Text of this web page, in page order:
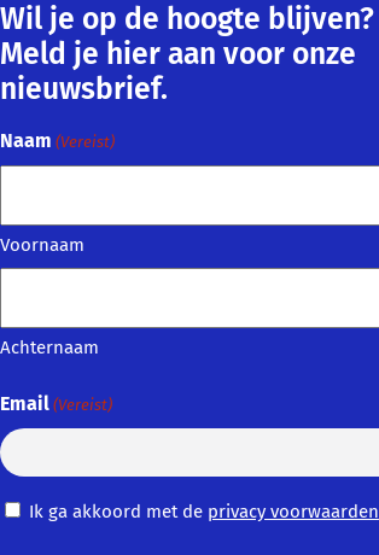
Wil je op de hoogte blijven?
Meld je hier aan voor onze
nieuwsbrief.
Naam (Vereist)
Voornaam
Achternaam
Email (Vereist)
PrivacyIk ga akkoord met de privacy voorwaarden